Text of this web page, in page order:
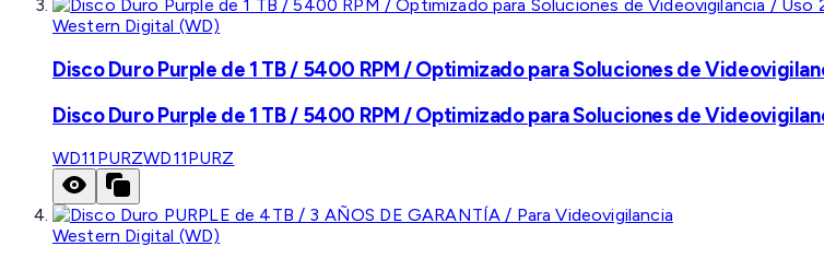
Western Digital (WD)
Disco Duro Purple de 1 TB / 5400 RPM / Optimizado para Soluciones de
Disco Duro Purple de 1 TB / 5400 RPM / Optimizado para Soluciones de
WD11PURZWD11PURZ
Western Digital (WD)